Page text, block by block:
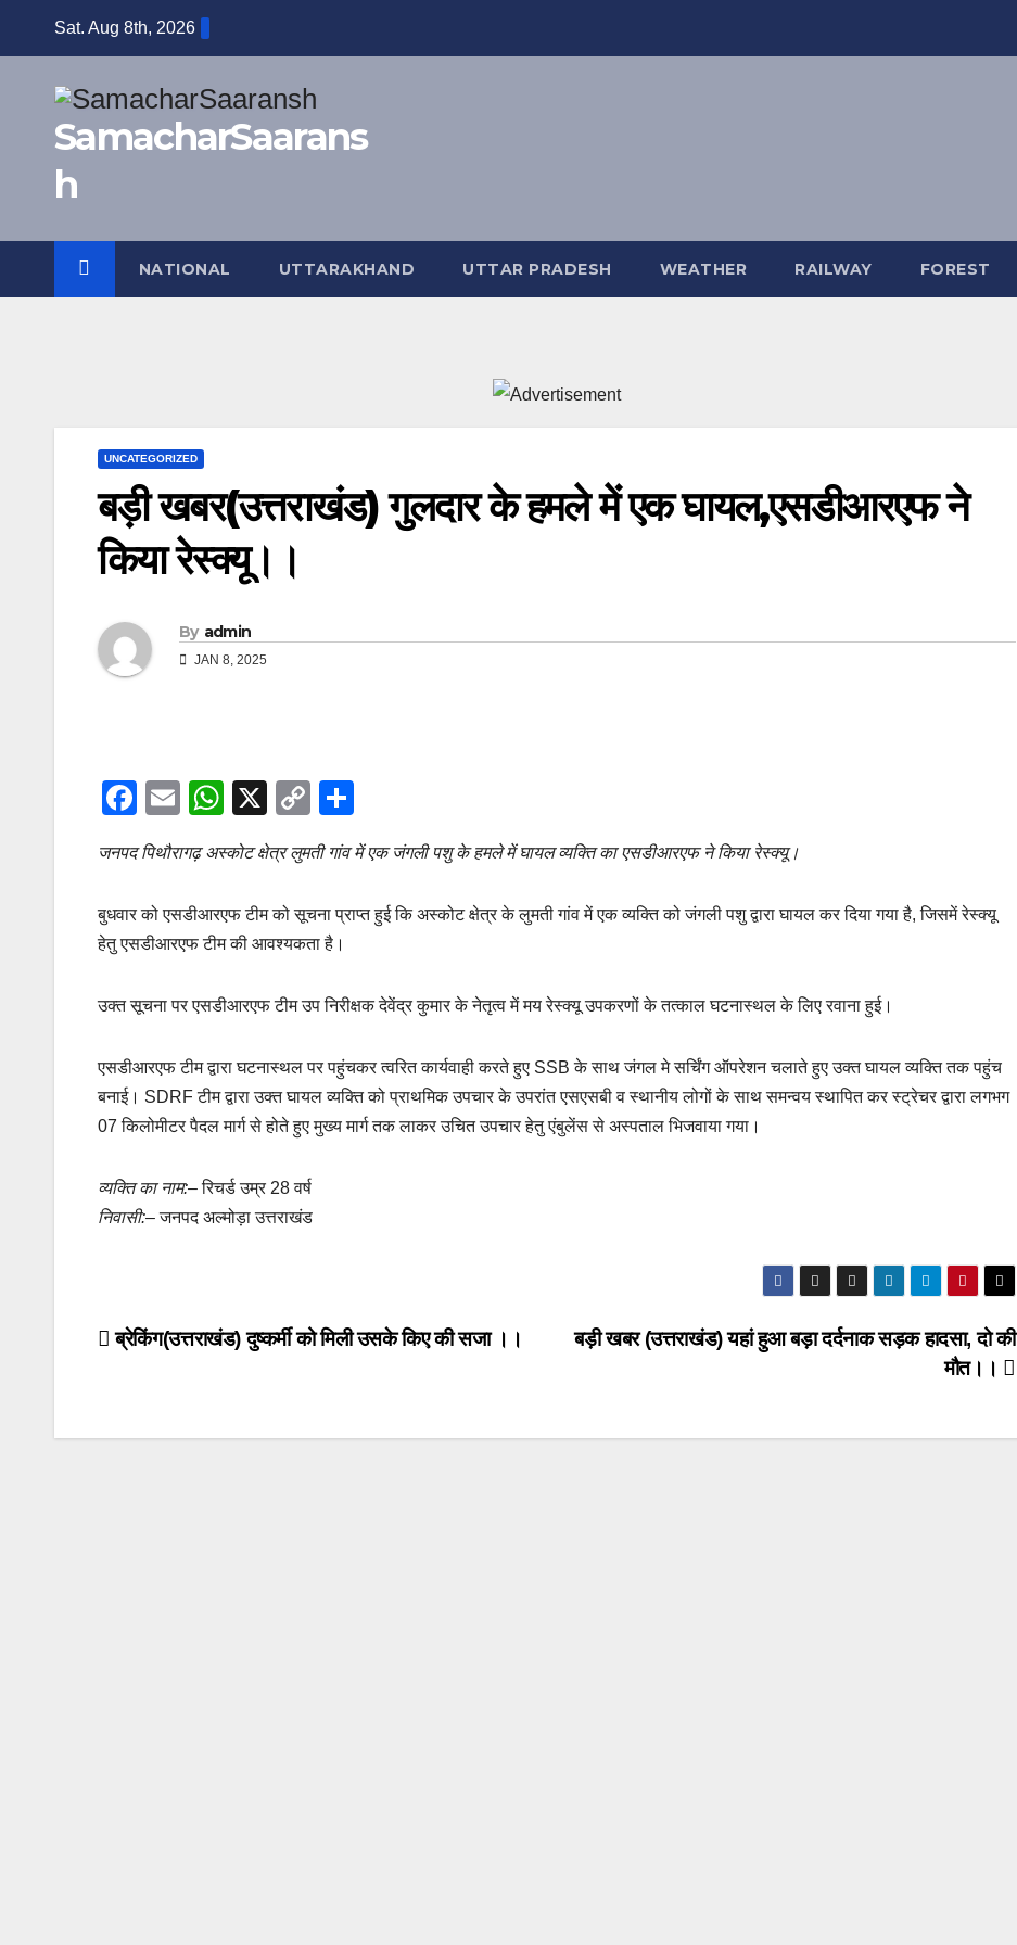
Sat. Aug 8th, 2026
SamacharSaarans
h
NATIONAL UTTARAKHAND UTTAR PRADESH WEATHER RAILWAY FOREST
UNCATEGORIZED
बड़ी खबर(उत्तराखंड) गुलदार के हमले में एक घायल,एसडीआरएफ ने
किया रेस्क्यू।।
By admin
JAN 8, 2025
F
c
e
b
o
E
ail
W
at
s
A
p
X
C
p
y
Li
k
h
ar
e
जनपद पिथौरागढ़ अस्कोट क्षेत्र लुमती गांव में एक जंगली पशु के हमले में घायल व्यक्ति का एसडीआरएफ ने किया रेस्क्यू।
बुधवार को एसडीआरएफ टीम को सूचना प्राप्त हुई कि अस्कोट क्षेत्र के लुमती गांव में एक व्यक्ति को जंगली पशु द्वारा घायल कर दिया गया है, जिसमें रेस्क्यू
हेतु एसडीआरएफ टीम की आवश्यकता है।
उक्त सूचना पर एसडीआरएफ टीम उप निरीक्षक देवेंद्र कुमार के नेतृत्व में मय रेस्क्यू उपकरणों के तत्काल घटनास्थल के लिए रवाना हुई।
एसडीआरएफ टीम द्वारा घटनास्थल पर पहुंचकर त्वरित कार्यवाही करते हुए SSB के साथ जंगल मे सर्चिंग ऑपरेशन चलाते हुए उक्त घायल व्यक्ति तक पहुंच
बनाई। SDRF टीम द्वारा उक्त घायल व्यक्ति को प्राथमिक उपचार के उपरांत एसएसबी व स्थानीय लोगों के साथ समन्वय स्थापित कर स्ट्रेचर द्वारा लगभग
07 किलोमीटर पैदल मार्ग से होते हुए मुख्य मार्ग तक लाकर उचित उपचार हेतु एंबुलेंस से अस्पताल भिजवाया गया।
व्यक्ति का नाम:–रिचर्ड उम्र 28 वर्ष
निवासी:–जनपद अल्मोड़ा उत्तराखंड
Post
बड़ी खबर (उत्तराखंड) यहां हुआ बड़ा दर्दनाक सड़क हादसा, दो की
मौत।।
ब्रेकिंग(उत्तराखंड) दुष्कर्मी को मिली उसके किए की सजा ।।